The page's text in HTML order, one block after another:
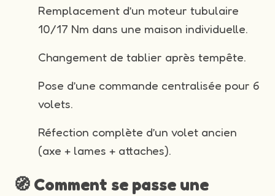
Remplacement d’un moteur tubulaire
10/17 Nm dans une maison individuelle.
Changement de tablier après tempête.
Pose d’une commande centralisée pour 6
volets.
Réfection complète d’un volet ancien
(axe + lames + attaches).
🧭 Comment se passe une